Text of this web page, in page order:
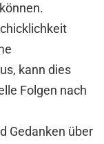
kann dies
Folgen nach
Gedanken über